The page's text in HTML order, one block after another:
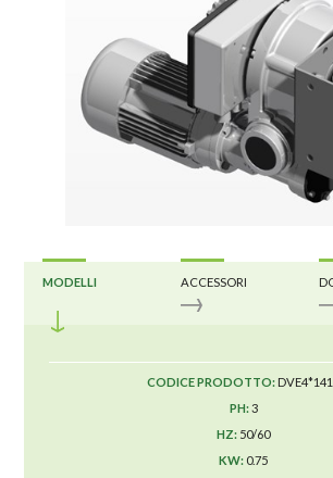
MODELLI ACCESSORI
DVE4*141...
3
50/60
0.75